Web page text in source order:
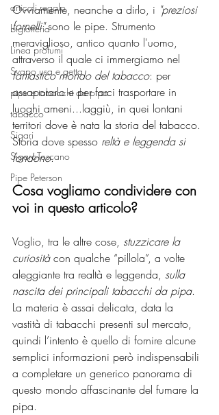
articoli regalo
bigiotteria
Linea profumi
Svapo usa e getta
pipe e tabacchi da pipa
tabacco
Sigari
SigaroToscano
Pipe Peterson
Ovviamente, neanche a dirlo, i "preziosi
fornelli" sono le pipe. Strumento
meraviglioso, antico quanto l'uomo,
attraverso il quale ci immergiamo nel
fantastico mondo del tabacco: per
assaporarlo e per farci trasportare in
luoghi ameni...laggiù, in quei lontani
territori dove è nata la storia del tabacco.
Storia dove spesso reltà e leggenda si
fondono.
Cosa vogliamo condividere con
voi in questo articolo?
Voglio, tra le altre cose, stuzzicare la
curiosità con qualche “pillola”, a volte
aleggiante tra realtà e leggenda, sulla
nascita dei principali tabacchi da pipa.
La materia è assai delicata, data la
vastità di tabacchi presenti sul mercato,
quindi l’intento è quello di fornire alcune
semplici informazioni però indispensabili
a completare un generico panorama di
questo mondo affascinante del fumare la
pipa.